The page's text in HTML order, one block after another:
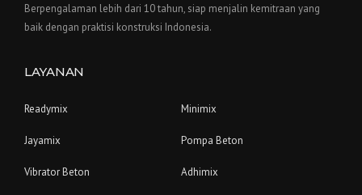
Berpengalaman lebih dari 10 tahun, siap menjalin kemitraan yang
baik dengan praktisi konstruksi Indonesia.
LAYANAN
Readymix Minimix
Jayamix Pompa Beton
Vibrator Beton Adhimix